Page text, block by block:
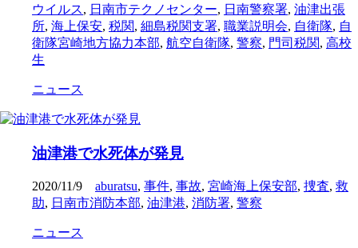
ウイルス, 日南市テクノセンター, 日南警察署, 油津出張
所, 海上保安, 税関, 細島税関支署, 職業説明会, 自衛隊, 自
衛隊宮崎地方協力本部, 航空自衛隊, 警察, 門司税関, 高校
生
ニュース
油津港で水死体が発見
2020/11/9 aburatsu, 事件, 事故, 宮崎海上保安部, 捜査, 救
助, 日南市消防本部, 油津港, 消防署, 警察
ニュース